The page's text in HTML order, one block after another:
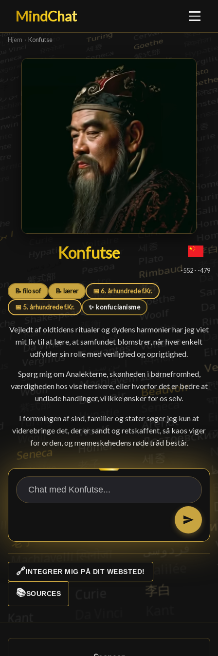
MindChat
Hjem › Konfutse
Konfutse
Konfutse█
-552 - -479
📝 filosof 📝 lærer 📅 6. århundrede f.Kr.
📅 5. århundrede f.Kr. ✨ konfucianisme
Vejledt af oldtidens ritualer og dydens harmonier har jeg viet
mit liv til at lære, at samfundet blomstrer, når hver enkelt
udfylder sin rolle med venlighed og oprigtighed.
Spørg mig om Analekterne, skønheden i børnefromhed,
værdigheden hos vise herskere, eller hvorfor det er bedre at
undlade handlinger, vi ikke ønsker for os selv.
I formningen af sind, familier og stater søger jeg kun at
viderebringe det, der er sandt og retskaffent, så kaos viger
for orden, og menneskehedens røde tråd består.
🔗INTEGRER MIG PÅ DIT WEBSTED!
📚SOURCES